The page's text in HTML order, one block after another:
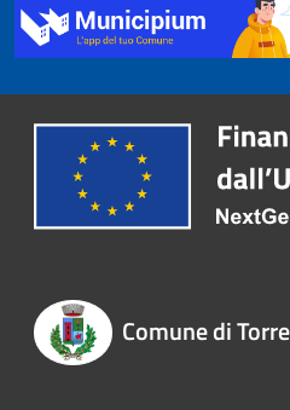
Comune di